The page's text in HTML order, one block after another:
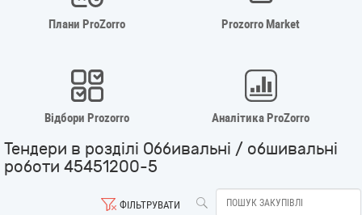
Плани ProZorro Prozorro Market
Відбори Prozorro Аналітика ProZorro
Тендери в розділі Оббивальні / обшивальні
роботи 45451200-5
ФІЛЬТРУВАТИ